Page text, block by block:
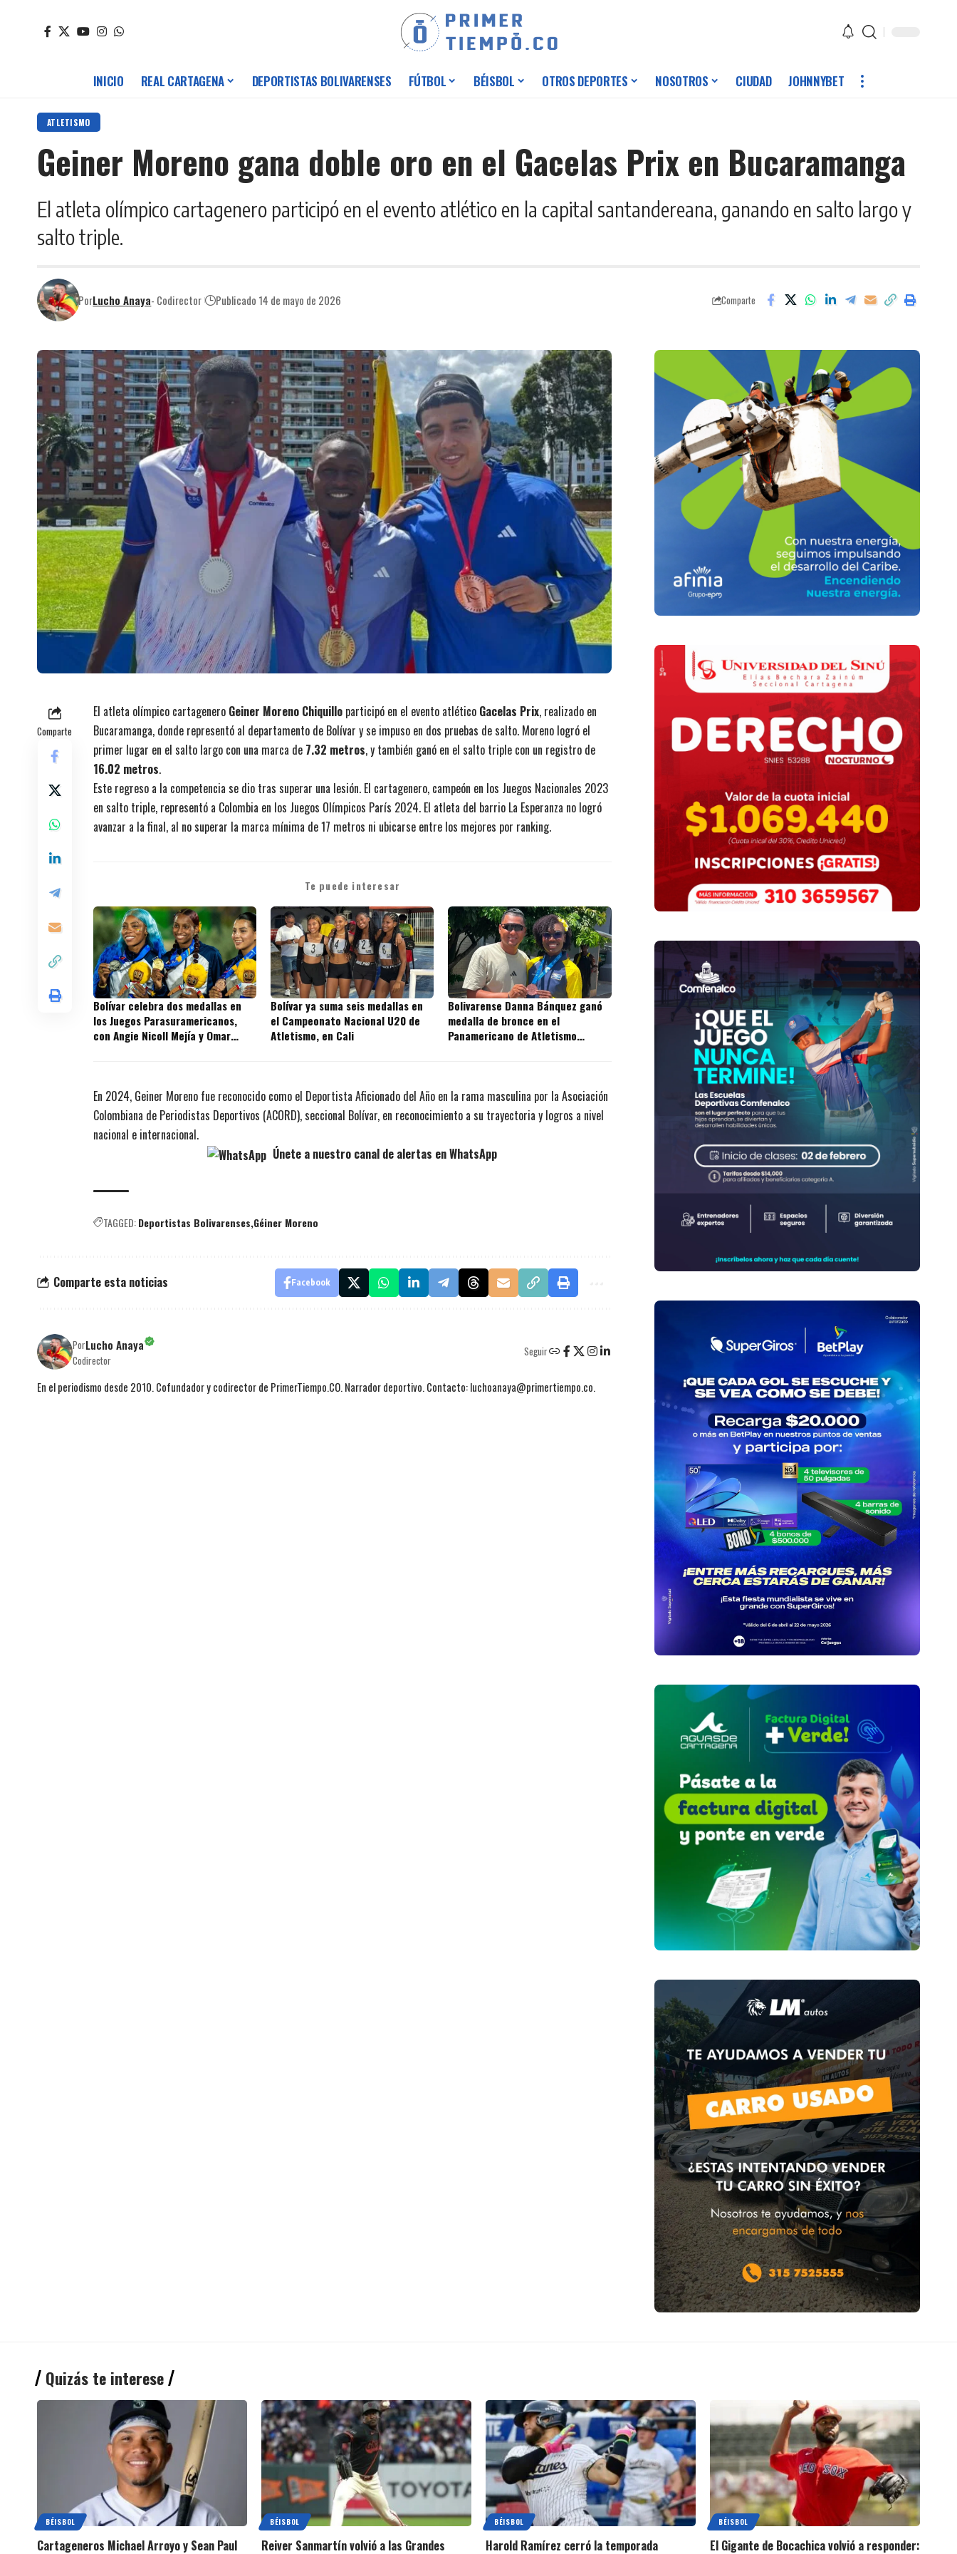
INICIO REAL CARTAGENA DEPORTISTAS BOLIVARENSES FÚTBOL BÉISBOL OTROS DEPORTES NOSOTROS CIUDAD JOHNNYBET
ATLETISMO
Geiner Moreno gana doble oro en el Gacelas Prix en Bucaramanga
El atleta olímpico cartagenero participó en el evento atlético en la capital santandereana, ganando en salto largo y
salto triple.
PorLucho Anaya- Codirector Publicado 14 de mayo de 2026 Comparte
Comparte
El atleta olímpico cartagenero Geiner Moreno Chiquillo participó en el evento atlético Gacelas Prix, realizado en
Bucaramanga, donde representó al departamento de Bolívar y se impuso en dos pruebas de salto. Moreno logró el
primer lugar en el salto largo con una marca de 7.32 metros, y también ganó en el salto triple con un registro de
16.02 metros.
Este regreso a la competencia se dio tras superar una lesión. El cartagenero, campeón en los Juegos Nacionales 2023
en salto triple, representó a Colombia en los Juegos Olímpicos París 2024. El atleta del barrio La Esperanza no logró
avanzar a la final, al no superar la marca mínima de 17 metros ni ubicarse entre los mejores por ranking.
Te puede interesar
Bolívar celebra dos medallas en
los Juegos Parasuramericanos,
con Angie Nicoll Mejía y Omar
Bolívar ya suma seis medallas en
el Campeonato Nacional U20 de
Atletismo, en Cali
Bolivarense Danna Bánquez ganó
medalla de bronce en el
Panamericano de Atletismo
En 2024, Geiner Moreno fue reconocido como el Deportista Aficionado del Año en la rama masculina por la Asociación
Colombiana de Periodistas Deportivos (ACORD), seccional Bolívar, en reconocimiento a su trayectoria y logros a nivel
nacional e internacional.
Únete a nuestro canal de alertas en WhatsApp
TAGGED:Deportistas Bolivarenses Géiner Moreno
Comparte esta noticias Facebook
PorLucho Anaya
Codirector
Seguir
En el periodismo desde 2010. Cofundador y codirector de PrimerTiempo.CO. Narrador deportivo. Contacto: luchoanaya@primertiempo.co.
Quizás te interese
BÉISBOL
Cartageneros Michael Arroyo y Sean Paul
BÉISBOL
Reiver Sanmartín volvió a las Grandes
BÉISBOL
Harold Ramírez cerró la temporada
BÉISBOL
El Gigante de Bocachica volvió a responder: